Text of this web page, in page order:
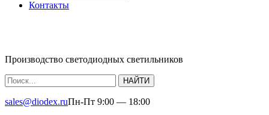
Контакты
Производство светодиодных светильников
НАЙТИ
sales@diodex.ruПн-Пт 9:00 — 18:00